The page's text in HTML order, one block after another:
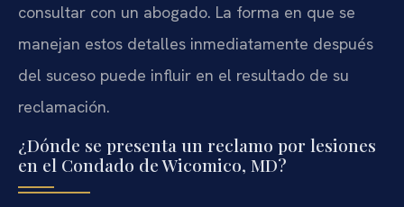
consultar con un abogado. La forma en que se
manejan estos detalles inmediatamente después
del suceso puede influir en el resultado de su
reclamación.
¿Dónde se presenta un reclamo por lesiones
en el Condado de Wicomico, MD?